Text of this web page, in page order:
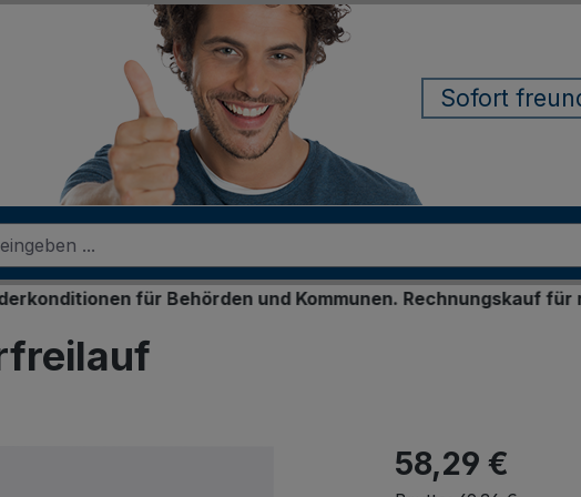
Sofort
für Behörden und Kommunen. Rechnungskauf für
58,29 €